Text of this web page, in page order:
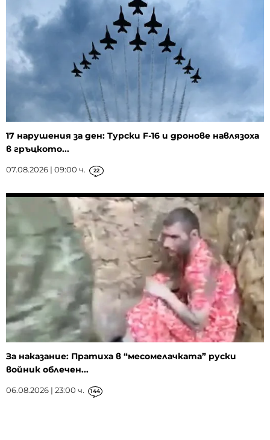
17 нарушения за ден: Турски F-16 и дронове навлязоха
в гръцкото...
07.08.2026 | 09:00 ч. 22
За наказание: Пратиха в “месомелачката” руски
войник облечен...
06.08.2026 | 23:00 ч. 144